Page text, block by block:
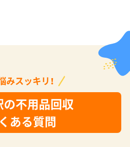
みスッキリ！
の不用品回収
ある質問